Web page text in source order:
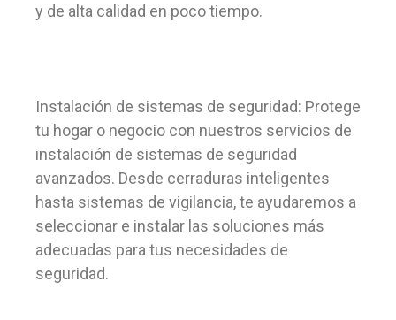
y de alta calidad en poco tiempo.
Instalación de sistemas de seguridad: Protege
tu hogar o negocio con nuestros servicios de
instalación de sistemas de seguridad
avanzados. Desde cerraduras inteligentes
hasta sistemas de vigilancia, te ayudaremos a
seleccionar e instalar las soluciones más
adecuadas para tus necesidades de
seguridad.